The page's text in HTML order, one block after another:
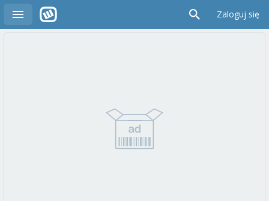
Zaloguj się